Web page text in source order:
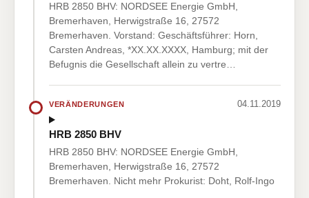
HRB 2850 BHV: NORDSEE Energie GmbH,
Bremerhaven, Herwigstraße 16, 27572
Bremerhaven. Vorstand: Geschäftsführer: Horn,
Carsten Andreas, *XX.XX.XXXX, Hamburg; mit der
Befugnis die Gesellschaft allein zu vertre…
VERÄNDERUNGEN 04.11.2019
HRB 2850 BHV
HRB 2850 BHV: NORDSEE Energie GmbH,
Bremerhaven, Herwigstraße 16, 27572
Bremerhaven. Nicht mehr Prokurist: Doht, Rolf-Ingo